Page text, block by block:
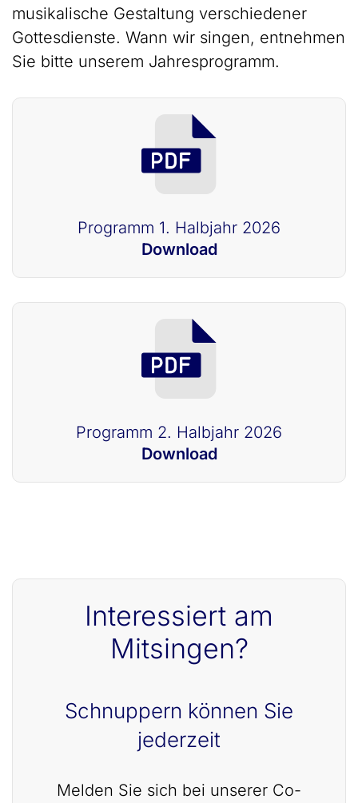
musikalische Gestaltung verschiedener
Gottesdienste. Wann wir singen, entnehmen
Sie bitte unserem Jahresprogramm.
Programm 1. Halbjahr 2026
Download
Programm 2. Halbjahr 2026
Download
Interessiert am
Mitsingen?
Schnuppern können Sie
jederzeit
Melden Sie sich bei unserer Co-